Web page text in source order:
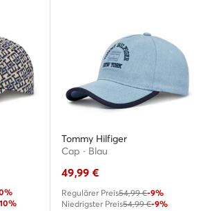
Tommy Hilfiger
Cap · Blau
49,99 €
Regulärer Preis54,99 €-9%
Niedrigster Preis54,99 €-9%